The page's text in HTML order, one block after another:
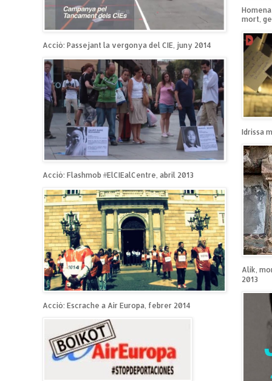
Acció: Passejant la vergonya del CIE, juny 2014
Acció: Flashmob #ElCIEalCentre, abril 2013
Acció: Escrache a Air Europa, febrer 2014
mort,
Idrissa
Alik,
2013